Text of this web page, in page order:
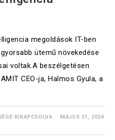
megoldások IT-ben
ütemű növekedése
voltak.A beszélgetésen
CEO-ja, Halmos Gyula, a
KIKAPCSOLVA MÁJUS 31, 2024